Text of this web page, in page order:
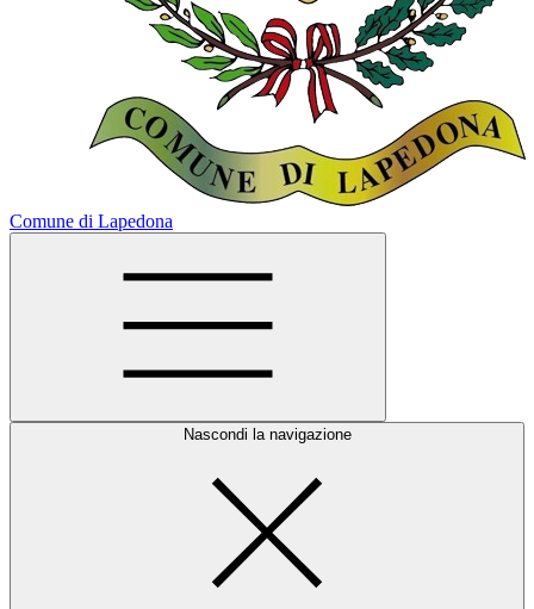
Comune di Lapedona
Nascondi la navigazione